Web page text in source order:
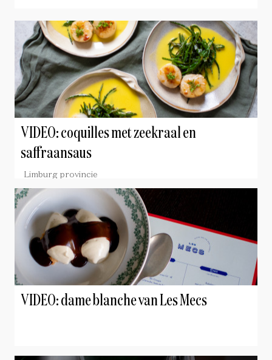
VIDEO: coquilles met zeekraal en
saffraansaus
Limburg provincie
VIDEO: dame blanche van Les Mecs